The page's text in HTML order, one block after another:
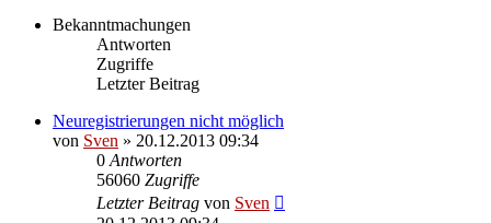
Bekanntmachungen
Antworten
Zugriffe
Letzter Beitrag
Neuregistrierungen nicht möglich
von Sven » 20.12.2013 09:34
0 Antworten
56060 Zugriffe
Letzter Beitrag von Sven